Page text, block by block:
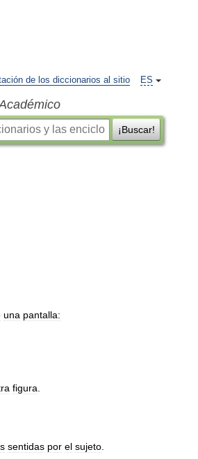
ES
de los diccionarios al sitio
¡Buscar!
una pantalla:
figura
sentidas por el sujeto